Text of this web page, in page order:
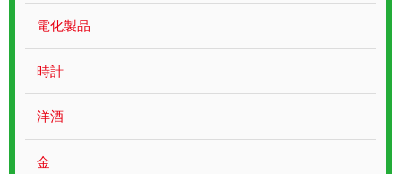
遺品整理
お問い合わせ
電化製品
時計
洋酒
金